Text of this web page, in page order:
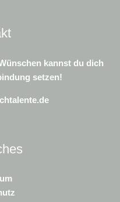
kannst du dich
setzen!